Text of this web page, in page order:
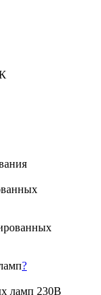
?
ламп 230В